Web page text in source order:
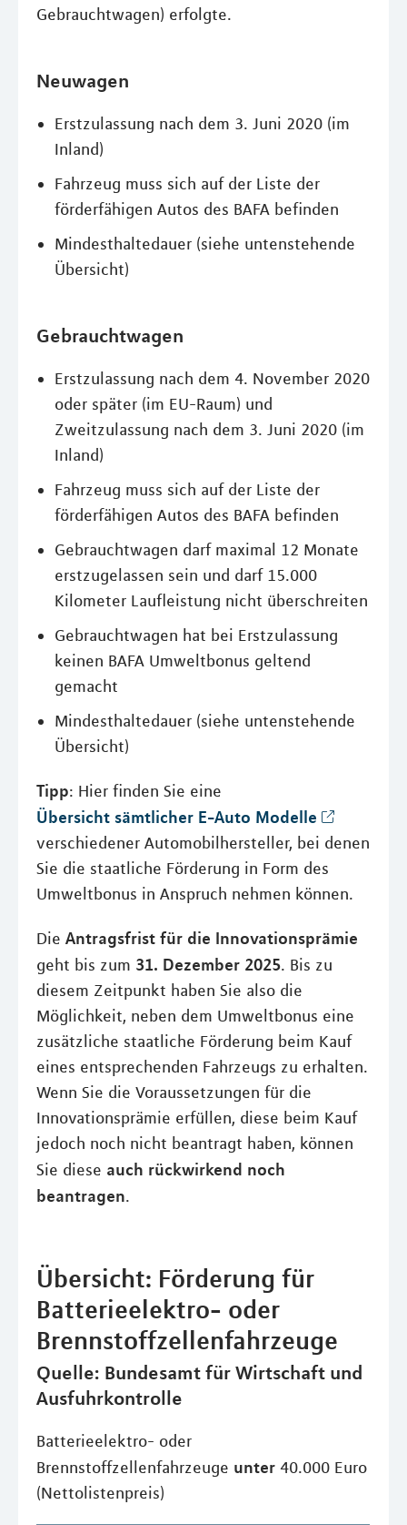
Gebrauchtwagen) erfolgte.
Neuwagen
Erstzulassung nach dem 3. Juni 2020 (im
Inland)
Fahrzeug muss sich auf der Liste der
förderfähigen Autos des BAFA befinden
Mindesthaltedauer (siehe untenstehende
Übersicht)
Gebrauchtwagen
Erstzulassung nach dem 4. November 2020
oder später (im EU-Raum) und
Zweitzulassung nach dem 3. Juni 2020 (im
Inland)
Fahrzeug muss sich auf der Liste der
förderfähigen Autos des BAFA befinden
Gebrauchtwagen darf maximal 12 Monate
erstzugelassen sein und darf 15.000
Kilometer Laufleistung nicht überschreiten
Gebrauchtwagen hat bei Erstzulassung
keinen BAFA Umweltbonus geltend
gemacht
Mindesthaltedauer (siehe untenstehende
Übersicht)
Tipp: Hier finden Sie eine
Übersicht sämtlicher E-Auto Modelle
verschiedener Automobilhersteller, bei denen
Sie die staatliche Förderung in Form des
Umweltbonus in Anspruch nehmen können.
Die Antragsfrist für die Innovationsprämie
geht bis zum 31. Dezember 2025. Bis zu
diesem Zeitpunkt haben Sie also die
Möglichkeit, neben dem Umweltbonus eine
zusätzliche staatliche Förderung beim Kauf
eines entsprechenden Fahrzeugs zu erhalten.
Wenn Sie die Voraussetzungen für die
Innovationsprämie erfüllen, diese beim Kauf
jedoch noch nicht beantragt haben, können
Sie diese auch rückwirkend noch
beantragen.
Übersicht: Förderung für
Batterieelektro- oder
Brennstoffzellenfahrzeuge
Quelle: Bundesamt für Wirtschaft und
Ausfuhrkontrolle
Batterieelektro- oder
Brennstoffzellenfahrzeuge unter 40.000 Euro
(Nettolistenpreis)